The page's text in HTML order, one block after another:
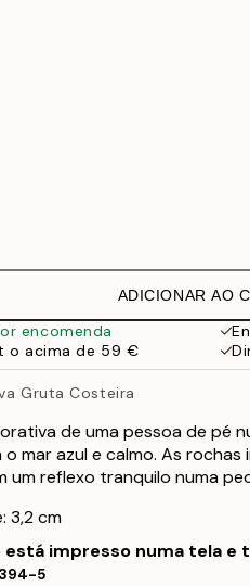
ADICIONAR AO
encomenda
o acima de 59 €
Gruta Costeira
de uma pessoa de pé
mar azul e calmo. As
um reflexo tranquilo numa
3,2 cm
está impresso numa tela e
5